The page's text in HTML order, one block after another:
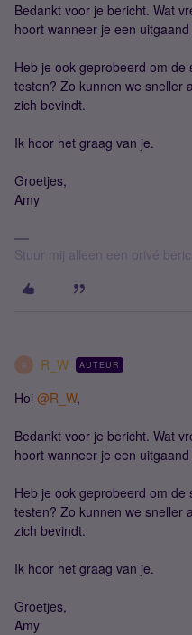
Bedankt voor je bericht. Wat
hoort wanneer je een
Heb je ook geprobeerd om
testen? Zo kunnen we sneller
zich bevindt.
Ik hoor het graag van je.
Groetjes,
Amy
Stuur mij alleen een privé
R R_W AUTEUR
Hoi ​ @R_W,
Bedankt voor je bericht. Wat
hoort wanneer je een
Heb je ook geprobeerd om
testen? Zo kunnen we sneller
zich bevindt.
Ik hoor het graag van je.
Groetjes,
Amy